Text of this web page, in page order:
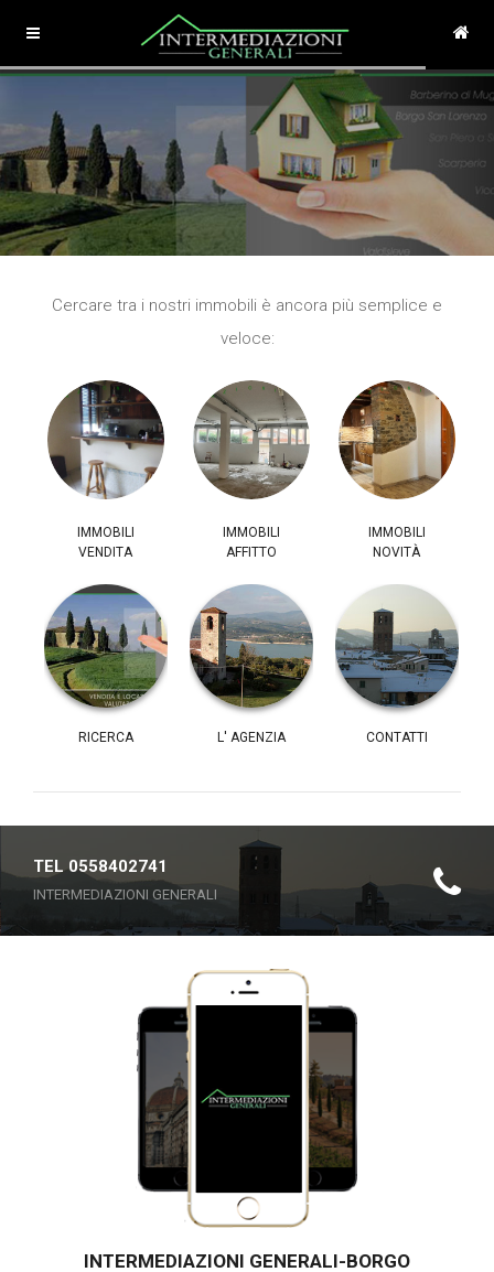
Cercare tra i nostri immobili è ancora più semplice e
veloce:
IMMOBILI
VENDITA
IMMOBILI
AFFITTO
IMMOBILI
NOVITÀ
RICERCA L' AGENZIA CONTATTI
TEL 0558402741
INTERMEDIAZIONI GENERALI
INTERMEDIAZIONI GENERALI-BORGO